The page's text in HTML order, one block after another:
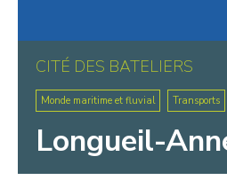
CITÉ DES BATELIERS
Monde maritime et fluvial Transports
Longueil-